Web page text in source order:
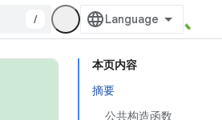
/
本页内容
摘要
公共构造函数